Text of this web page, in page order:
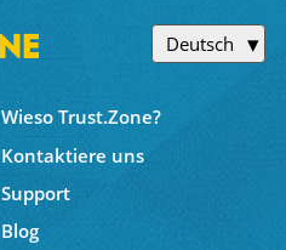
Deutsch
Wieso Trust.Zone?
Kontaktiere uns
Support
Blog